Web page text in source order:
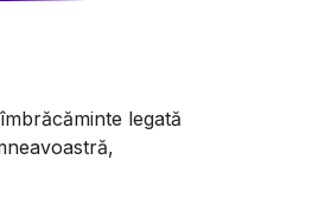
legată